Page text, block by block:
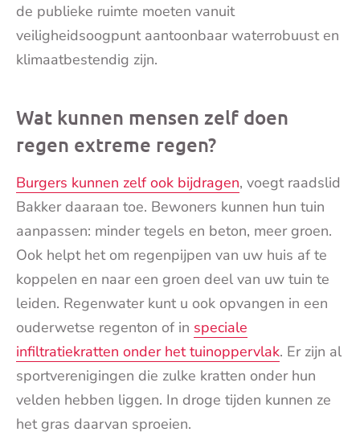
de publieke ruimte moeten vanuit
veiligheidsoogpunt aantoonbaar waterrobuust en
klimaatbestendig zijn.
Wat kunnen mensen zelf doen
regen extreme regen?
Burgers kunnen zelf ook bijdragen, voegt raadslid
Bakker daaraan toe. Bewoners kunnen hun tuin
aanpassen: minder tegels en beton, meer groen.
Ook helpt het om regenpijpen van uw huis af te
koppelen en naar een groen deel van uw tuin te
leiden. Regenwater kunt u ook opvangen in een
ouderwetse regenton of in speciale
infiltratiekratten onder het tuinoppervlak. Er zijn al
sportverenigingen die zulke kratten onder hun
velden hebben liggen. In droge tijden kunnen ze
het gras daarvan sproeien.